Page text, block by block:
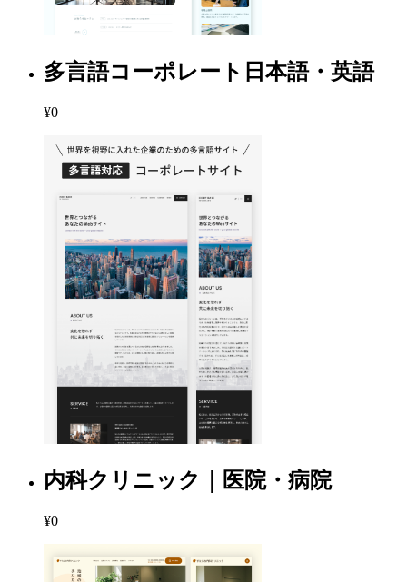
多言語コーポレート日本語・英語
¥0
内科クリニック｜医院・病院
¥0